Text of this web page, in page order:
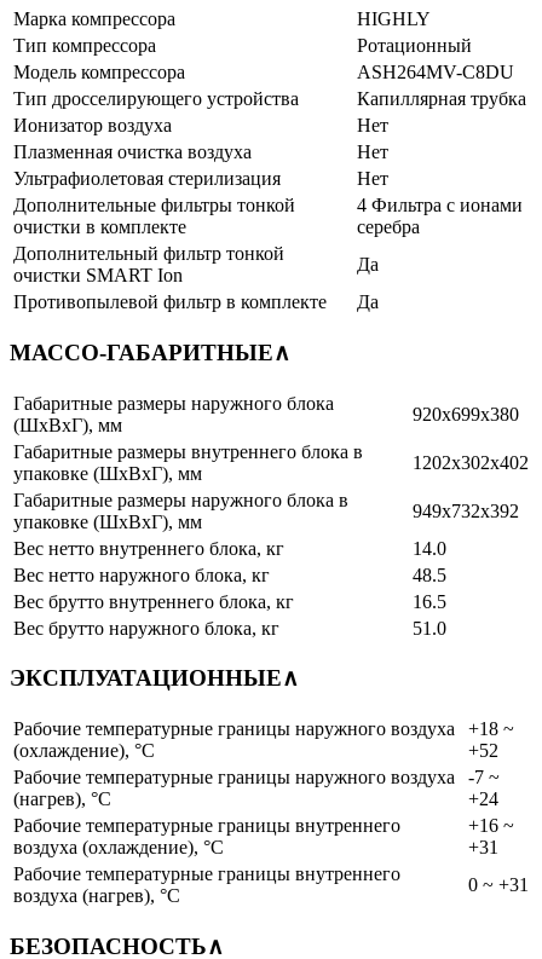
Марка компрессора
HIGHLY
Тип компрессора
Ротационный
Модель компрессора
ASH264MV-C8DU
Тип дросселирующего устройства
Капиллярная трубка
Ионизатор воздуха
Нет
Плазменная очистка воздуха
Нет
Ультрафиолетовая стерилизация
Нет
Дополнительные фильтры тонкой
очистки в комплекте
4 Фильтра с ионами
серебра
Дополнительный фильтр тонкой
очистки SMART Ion
Да
Противопылевой фильтр в комплекте
Да
МАССО-ГАБАРИТНЫЕ∧
Габаритные размеры наружного блока
(ШхВхГ), мм
920x699x380
Габаритные размеры внутреннего блока в
упаковке (ШхВхГ), мм
1202x302x402
Габаритные размеры наружного блока в
упаковке (ШхВхГ), мм
949x732x392
Вес нетто внутреннего блока, кг
14.0
Вес нетто наружного блока, кг
48.5
Вес брутто внутреннего блока, кг
16.5
Вес брутто наружного блока, кг
51.0
ЭКСПЛУАТАЦИОННЫЕ∧
Рабочие температурные границы наружного воздуха
(охлаждение), °C
+18 ~
+52
Рабочие температурные границы наружного воздуха
(нагрев), °C
-7 ~
+24
Рабочие температурные границы внутреннего
воздуха (охлаждение), °C
+16 ~
+31
Рабочие температурные границы внутреннего
воздуха (нагрев), °C
0 ~ +31
БЕЗОПАСНОСТЬ∧